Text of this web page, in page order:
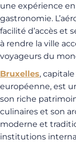
une expérience
gastronomie.
facilité d’accès et
à rendre la ville
voyageurs du
Bruxelles,
européenne, est
son riche
culinaires et son
moderne et
institutions